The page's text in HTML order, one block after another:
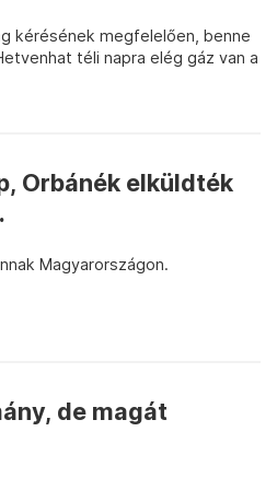
kérésének megfelelően, benne
téli napra elég gáz van a
Orbánék elküldték
Magyarországon.
de magát